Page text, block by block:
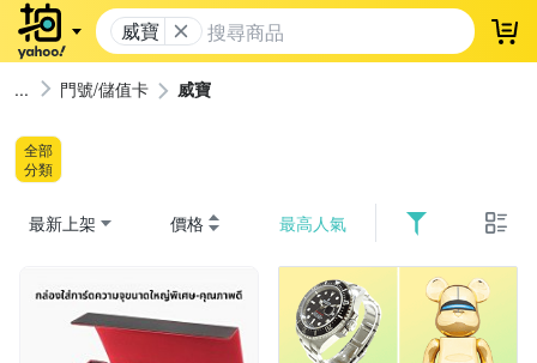
威寶 登
門號/儲值卡 威寶
全部
分類
最新上架 價格 最高人氣